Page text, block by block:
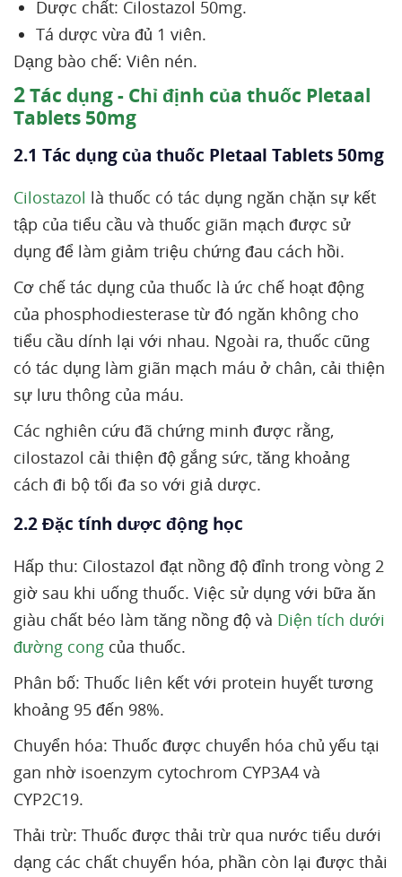
Dược chất: Cilostazol 50mg.
Tá dược vừa đủ 1 viên.
Dạng bào chế: Viên nén.
2Tác dụng - Chỉ định của thuốc Pletaal
Tablets 50mg
2.1 Tác dụng của thuốc Pletaal Tablets 50mg
Cilostazol là thuốc có tác dụng ngăn chặn sự kết
tập của tiểu cầu và thuốc giãn mạch được sử
dụng để làm giảm triệu chứng đau cách hồi.
Cơ chế tác dụng của thuốc là ức chế hoạt động
của phosphodiesterase từ đó ngăn không cho
tiểu cầu dính lại với nhau. Ngoài ra, thuốc cũng
có tác dụng làm giãn mạch máu ở chân, cải thiện
sự lưu thông của máu.
Các nghiên cứu đã chứng minh được rằng,
cilostazol cải thiện độ gắng sức, tăng khoảng
cách đi bộ tối đa so với giả dược.
2.2 Đặc tính dược động học
Hấp thu: Cilostazol đạt nồng độ đỉnh trong vòng 2
giờ sau khi uống thuốc. Việc sử dụng với bữa ăn
giàu chất béo làm tăng nồng độ và Diện tích dưới
đường cong của thuốc.
Phân bố: Thuốc liên kết với protein huyết tương
khoảng 95 đến 98%.
Chuyển hóa: Thuốc được chuyển hóa chủ yếu tại
gan nhờ isoenzym cytochrom CYP3A4 và
CYP2C19.
Thải trừ: Thuốc được thải trừ qua nước tiểu dưới
dạng các chất chuyển hóa, phần còn lại được thải